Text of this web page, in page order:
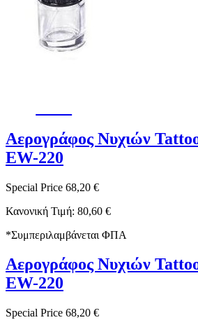
Αερογράφος Νυχιών
EW-220
Special Price 68,20 €
Κανονική Τιμή: 80,60 €
*Συμπεριλαμβάνεται ΦΠΑ
Αερογράφος Νυχιών
EW-220
Special Price 68,20 €